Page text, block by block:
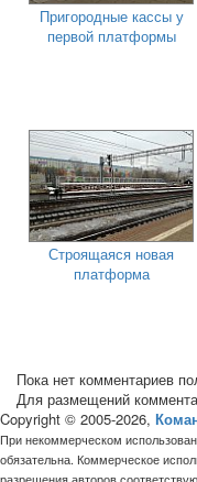
Пригородные кассы у
первой платформы
Строящаяся новая
платформа
Пока нет комментариев
Для размещений
Copyright © 2005-2026,
При некоммерческом
обязательна. Коммерческое